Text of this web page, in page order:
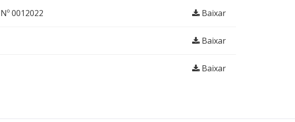
0012022 Baixar
Baixar
Baixar